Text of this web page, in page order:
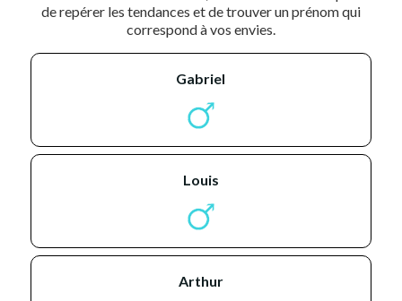
de repérer les tendances et de trouver un prénom qui
correspond à vos envies.
gabriel
louis
arthur